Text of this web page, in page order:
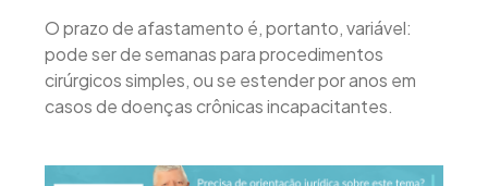
O prazo de afastamento é, portanto, variável:
pode ser de semanas para procedimentos
cirúrgicos simples, ou se estender por anos em
casos de doenças crônicas incapacitantes.